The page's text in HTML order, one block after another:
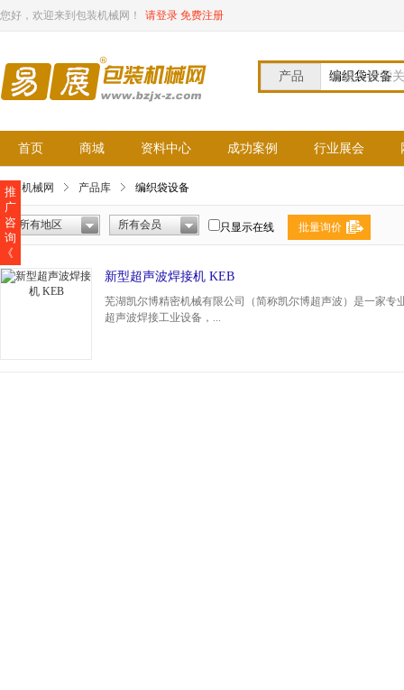
您好，欢迎来到包装机械网！ 请登录 免费注册
产品 请输入搜索
首页 商城 资料中心 成功案例 行业展会
包装机械网 产品库 编织袋设备
所有地区 所有会员 只显示在线 批量询价
新型超声波焊接机 KEB
芜湖凯尔博精密机械有限公司（简称凯尔博超声波）是一家专
超声波焊接工业设备，...
推
广
咨
询
《